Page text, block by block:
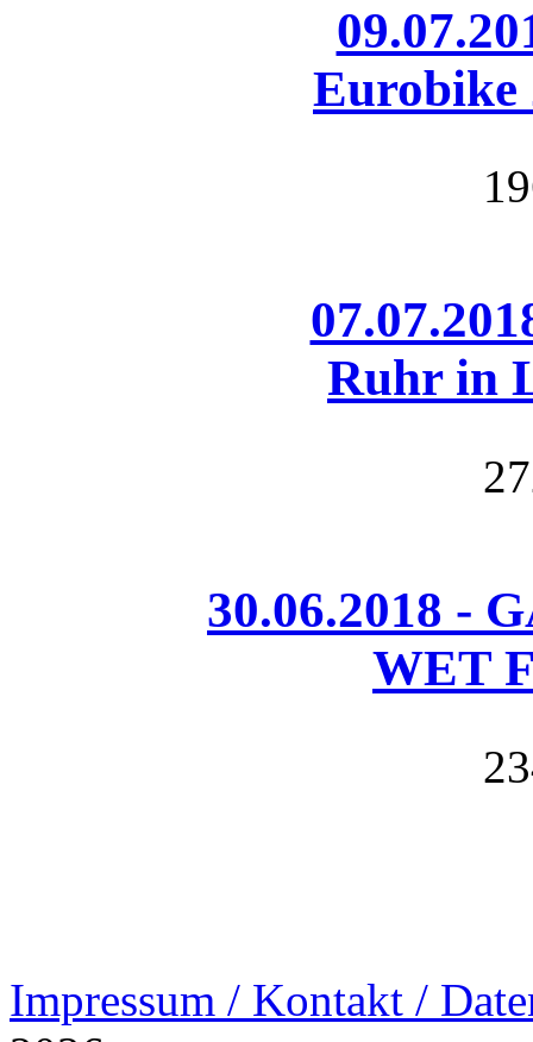
Eurobike
Ruhr in
30.06.2018 -
WET
Impressum / Kontakt /